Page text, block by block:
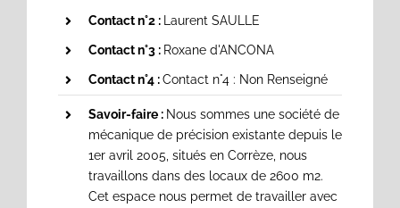
Contact n°2 : Laurent SAULLE
Contact n°3 : Roxane d'ANCONA
Contact n°4 :Contact n°4 : Non Renseigné
Savoir-faire : Nous sommes une société de
mécanique de précision existante depuis le
1er avril 2005, situés en Corrèze, nous
travaillons dans des locaux de 2600 m2.
Cet espace nous permet de travailler avec